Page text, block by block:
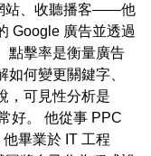
站、收聽播客——他
Google 廣告並透過
點擊率是衡量廣告
何變更關鍵字、
，可見性分析是
好。 他從事 PPC
畢業於 IT 工程